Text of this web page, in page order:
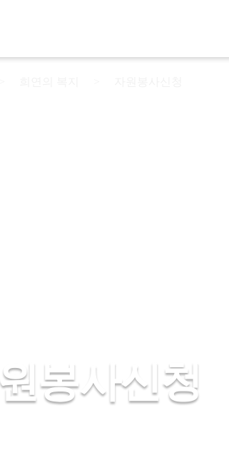
봉사신청